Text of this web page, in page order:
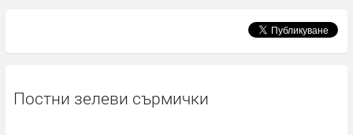
Постни зелеви сърмички